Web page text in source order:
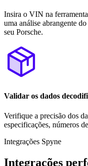
Insira o VIN na
uma análise abrangente
seu Porsche.
Validar os dados
Verifique a precisão dos
especificações, números
Integrações Spyne
Integrações